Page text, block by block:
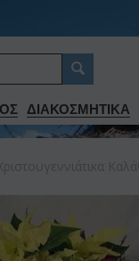
ΔΙΑΚΟΣΜΗΤΙΚA